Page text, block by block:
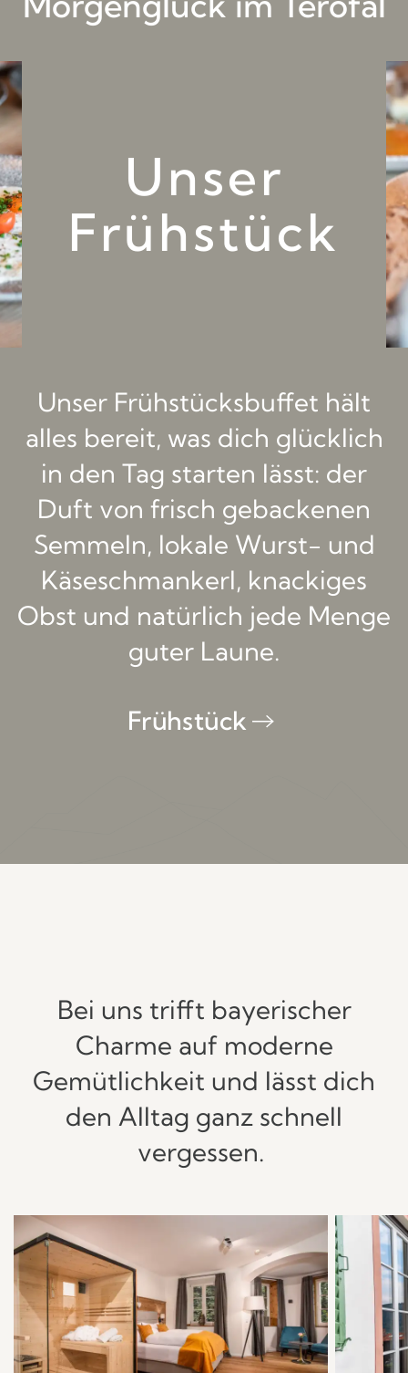
Unser
Frühstück
Unser Frühstücksbuffet hält
alles bereit, was dich glücklich
in den Tag starten lässt: der
Duft von frisch gebackenen
Semmeln, lokale Wurst- und
Käseschmankerl, knackiges
Obst und natürlich jede Menge
guter Laune.
Frühstück
Bei uns trifft bayerischer
Charme auf moderne
Gemütlichkeit und lässt dich
den Alltag ganz schnell
vergessen.